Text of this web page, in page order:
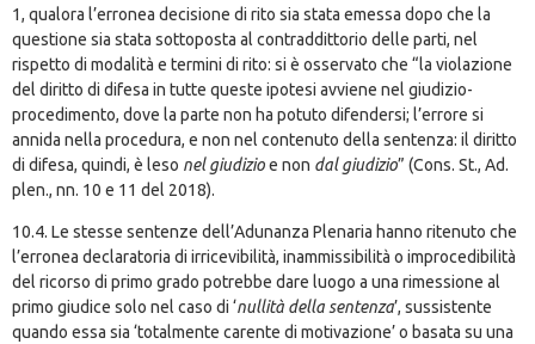
1, qualora l’erronea decisione di rito sia stata emessa dopo che la
questione sia stata sottoposta al contraddittorio delle parti, nel
rispetto di modalità e termini di rito: si è osservato che “la violazione
del diritto di difesa in tutte queste ipotesi avviene nel giudizio-
procedimento, dove la parte non ha potuto difendersi; l’errore si
annida nella procedura, e non nel contenuto della sentenza: il diritto
di difesa, quindi, è leso nel giudizioe non dal giudizio” (Cons. St., Ad.
plen., nn. 10 e 11 del 2018).
10.4. Le stesse sentenze dell’Adunanza Plenaria hanno ritenuto che
l’erronea declaratoria di irricevibilità, inammissibilità o improcedibilità
del ricorso di primo grado potrebbe dare luogo a una rimessione al
primo giudice solo nel caso di ‘nullità della sentenza’, sussistente
quando essa sia ‘totalmente carente di motivazione’ o basata su una